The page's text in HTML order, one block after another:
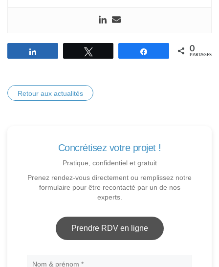
Partagez 0
PARTAGES
Retour aux actualités
Concrétisez votre projet !
Pratique, confidentiel et gratuit
Prenez rendez-vous directement ou remplissez notre
formulaire pour être recontacté par un de nos
experts.
Prendre RDV en ligne